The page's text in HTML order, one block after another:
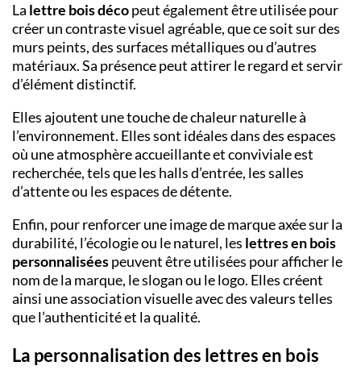
La lettre bois décopeut également être utilisée pour
créer un contraste visuel agréable, que ce soit sur des
murs peints, des surfaces métalliques ou d’autres
matériaux. Sa présence peut attirer le regard et servir
d’élément distinctif.
Elles ajoutent une touche de chaleur naturelle à
l’environnement. Elles sont idéales dans des espaces
où une atmosphère accueillante et conviviale est
recherchée, tels que les halls d’entrée, les salles
d’attente ou les espaces de détente.
Enfin, pour renforcer une image de marque axée sur la
durabilité, l’écologie ou le naturel, les lettres en bois
personnaliséespeuvent être utilisées pour afficher le
nom de la marque, le slogan ou le logo. Elles créent
ainsi une association visuelle avec des valeurs telles
que l’authenticité et la qualité.
La personnalisation des lettres en bois